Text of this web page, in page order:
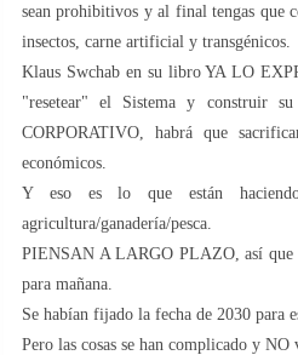
sean prohibitivos y al final tengas que
insectos, carne artificial y transgénicos.
Klaus Swchab en su libro YA LO
"resetear" el Sistema y construir
CORPORATIVO, habrá que
económicos.
Y eso es lo que están
agricultura/ganadería/pesca.
PIENSAN A LARGO PLAZO, así que
para mañana.
Se habían fijado la fecha de 2030 para
Pero las cosas se han complicado y